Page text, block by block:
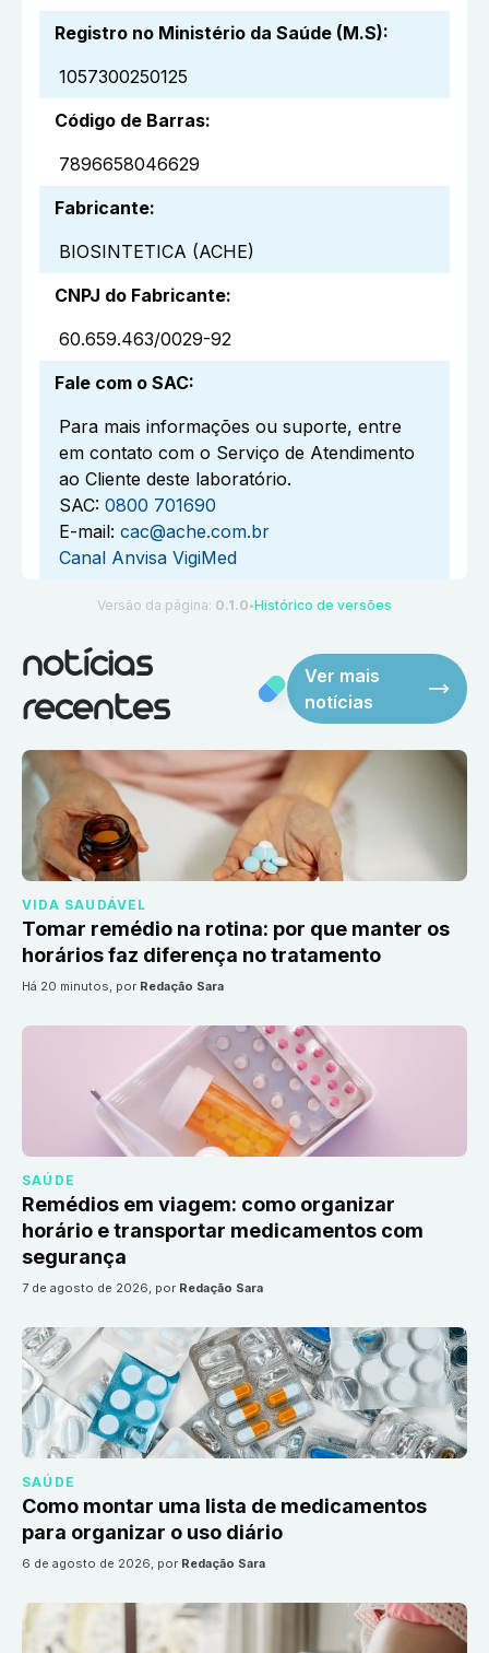
Registro no Ministério da Saúde (M.S):
1057300250125
Código de Barras:
7896658046629
Fabricante:
BIOSINTETICA (ACHE)
CNPJ do Fabricante:
60.659.463/0029-92
Fale com o SAC:
Para mais informações ou suporte, entre
em contato com o Serviço de Atendimento
ao Cliente deste laboratório.
SAC: 0800 701690
E-mail: cac@ache.com.br
Canal Anvisa VigiMed
Versão da página: 0.1.0 ●Histórico de versões
notícias
recentes
Ver mais
notícias
VIDA SAUDÁVEL
Tomar remédio na rotina: por que manter os
horários faz diferença no tratamento
há 20 minutos, por Redação Sara
SAÚDE
Remédios em viagem: como organizar
horário e transportar medicamentos com
segurança
7 de agosto de 2026, por Redação Sara
SAÚDE
Como montar uma lista de medicamentos
para organizar o uso diário
6 de agosto de 2026, por Redação Sara